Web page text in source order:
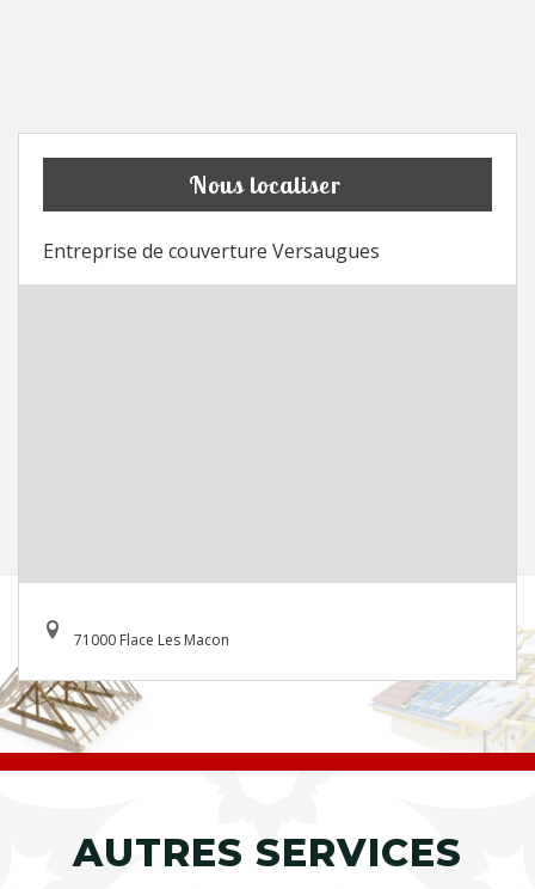
Nous localiser
Entreprise de couverture Versaugues
71000 Flace Les Macon
AUTRES SERVICES